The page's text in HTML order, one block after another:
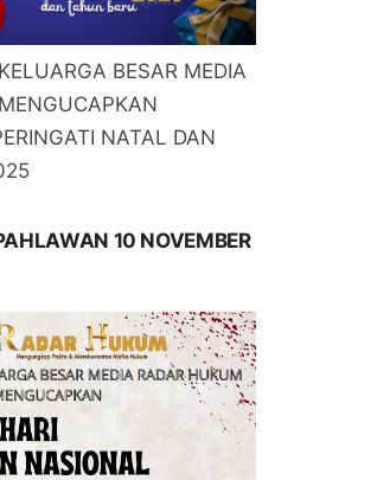
BESAR MEDIA
NATAL DAN
10 NOVEMBER